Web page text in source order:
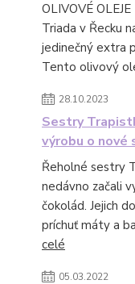
OLIVOVÉ
Triada v Řecku
jedinečný extra
Tento olivový
28.10.2023
Sestry
výrobu o nové
Řeholné sestry
nedávno začali
čokolád. Jejich
príchuť máty a
celé
05.03.2022